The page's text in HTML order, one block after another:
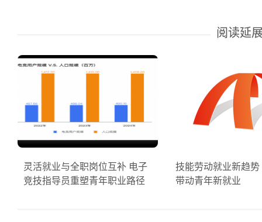
阅读延
灵活就业与全职岗位互补 电子
竞技指导员重塑青年职业路径
技能劳动就业新趋势
带动青年新就业